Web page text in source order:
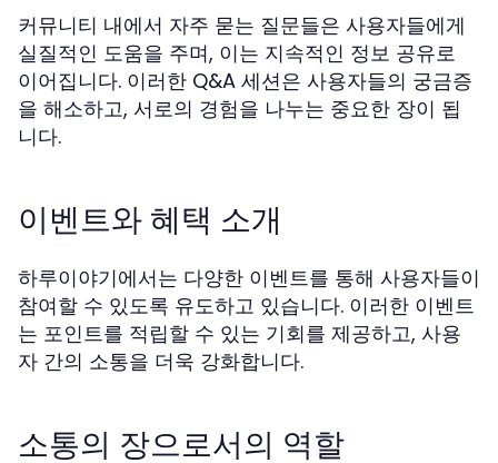
커뮤니티 내에서 자주 묻는 질문들은 사용자들에게
실질적인 도움을 주며, 이는 지속적인 정보 공유로
이어집니다. 이러한 Q&A 세션은 사용자들의 궁금증
을 해소하고, 서로의 경험을 나누는 중요한 장이 됩
니다.
이벤트와 혜택 소개
하루이야기에서는 다양한 이벤트를 통해 사용자들이
참여할 수 있도록 유도하고 있습니다. 이러한 이벤트
는 포인트를 적립할 수 있는 기회를 제공하고, 사용
자 간의 소통을 더욱 강화합니다.
소통의 장으로서의 역할